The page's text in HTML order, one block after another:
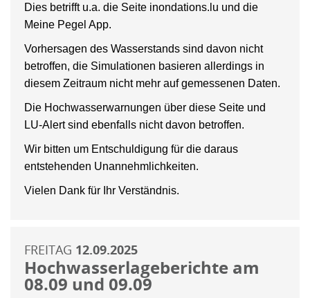
Dies betrifft u.a. die Seite inondations.lu und die
Meine Pegel App.
Vorhersagen des Wasserstands sind davon nicht
betroffen, die Simulationen basieren allerdings in
diesem Zeitraum nicht mehr auf gemessenen Daten.
Die Hochwasserwarnungen über diese Seite und
LU-Alert sind ebenfalls nicht davon betroffen.
Wir bitten um Entschuldigung für die daraus
entstehenden Unannehmlichkeiten.
Vielen Dank für Ihr Verständnis.
FREITAG 12.09.2025
Hochwasserlageberichte am
08.09 und 09.09